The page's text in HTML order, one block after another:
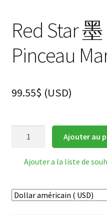
Red Star 墨
Pinceau
99.55$ (USD)
Mo
Ajouter au
Ajouter a la liste de